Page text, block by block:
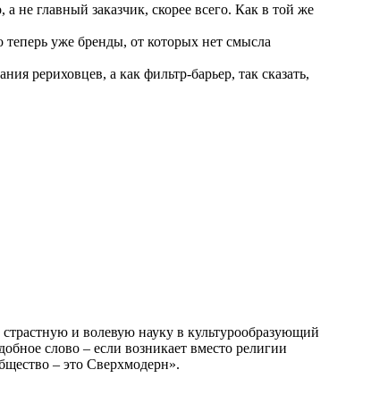
не главный заказчик, скорее всего. Как в той же
уже бренды, от которых нет смысла
рериховцев, а как фильтр-барьер, так сказать,
и волевую науку в культурообразующий
слово – если возникает вместо религии
– это Сверхмодерн».